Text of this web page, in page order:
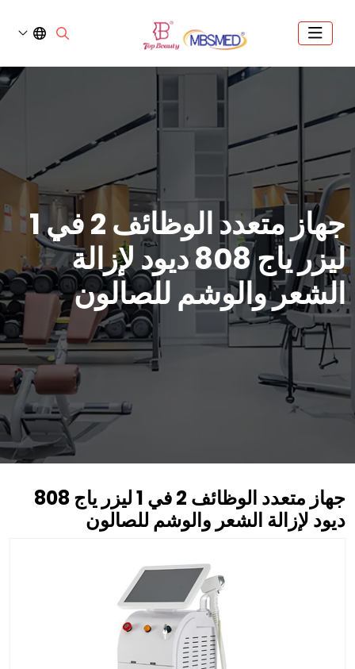
جهاز متعدد الوظائف 2 في 1
ليزر ياج 808 ديود لإزالة
الشعر والوشم للصالون
جهاز متعدد الوظائف 2 في 1 ليزر ياج 808
ديود لإزالة الشعر والوشم للصالون